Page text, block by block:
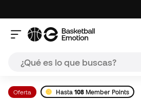
Oferta Hasta 108 Member Points